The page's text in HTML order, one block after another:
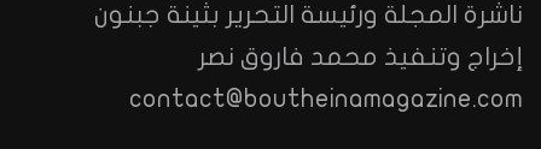
ناشرة المجلة ورئيسة التحرير بثينة جبنون
إخراج وتنفيذ محمد فاروق نصر
contact@boutheinamagazine.com